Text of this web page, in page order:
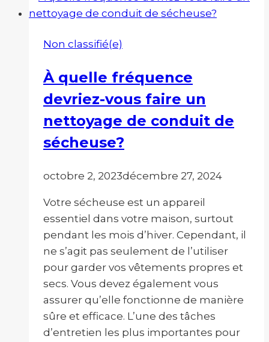
février
le
idéal
pour
s’attaquer
aux
acariens
Non classifié(e)
À quelle fréquence
devriez-vous faire un
nettoyage de conduit de
sécheuse?
octobre 2, 2023décembre 27, 2024
Votre sécheuse est un appareil
essentiel dans votre maison, surtout
pendant les mois d’hiver. Cependant, il
ne s’agit pas seulement de l’utiliser
pour garder vos vêtements propres et
secs. Vous devez également vous
assurer qu’elle fonctionne de manière
sûre et efficace. L’une des tâches
d’entretien les plus importantes pour